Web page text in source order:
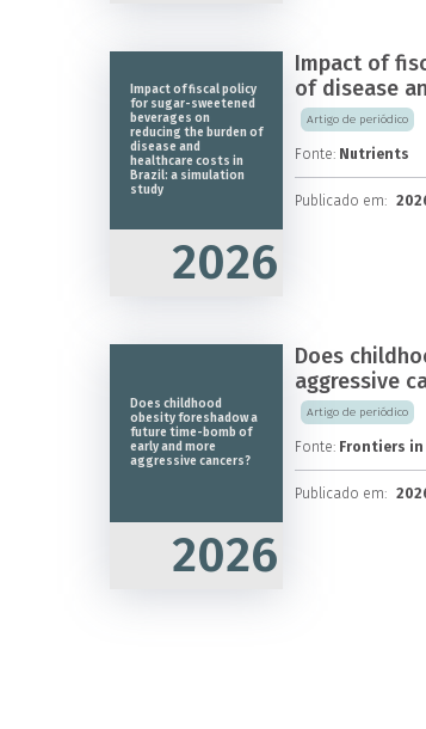
Impact of fiscal policy
for sugar-sweetened
beverages on
reducing the burden of
disease and
healthcare costs in
Brazil: a simulation
study
2026
Impact of
of disease
Artigo de periódico
Fonte: Nutrients
Publicado em:
Does childhood
obesity foreshadow a
future time-bomb of
early and more
aggressive cancers?
2026
Does
aggressive
Artigo de periódico
Fonte: Frontiers
Publicado em: